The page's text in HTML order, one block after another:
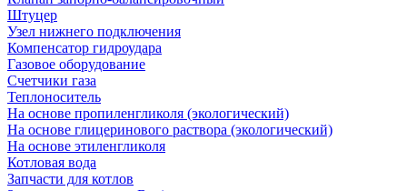
Штуцер
Узел нижнего подключения
Компенсатор гидроудара
Газовое оборудование
Счетчики газа
Теплоноситель
На основе пропиленгликоля (экологический)
На основе глицеринового раствора (экологический)
На основе этиленгликоля
Котловая вода
Запчасти для котлов